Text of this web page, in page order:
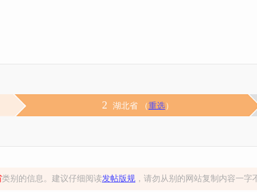
2 湖北省 （重选）
类别的信息。建议仔细阅读发帖版规 ，请勿从别的网站复制内容一字